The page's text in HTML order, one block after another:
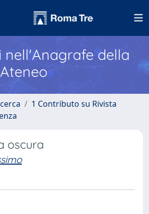
nell'Anagrafe della
1 Contributo su Rivista
oscura